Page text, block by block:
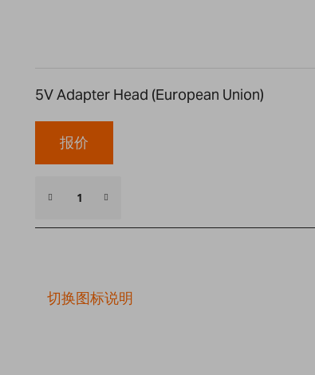
5V Adapter Head (European Union)
报价
切换图标说明